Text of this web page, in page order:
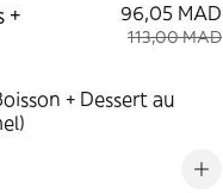
+
96,05 MAD
113,00 MAD
+ Dessert au